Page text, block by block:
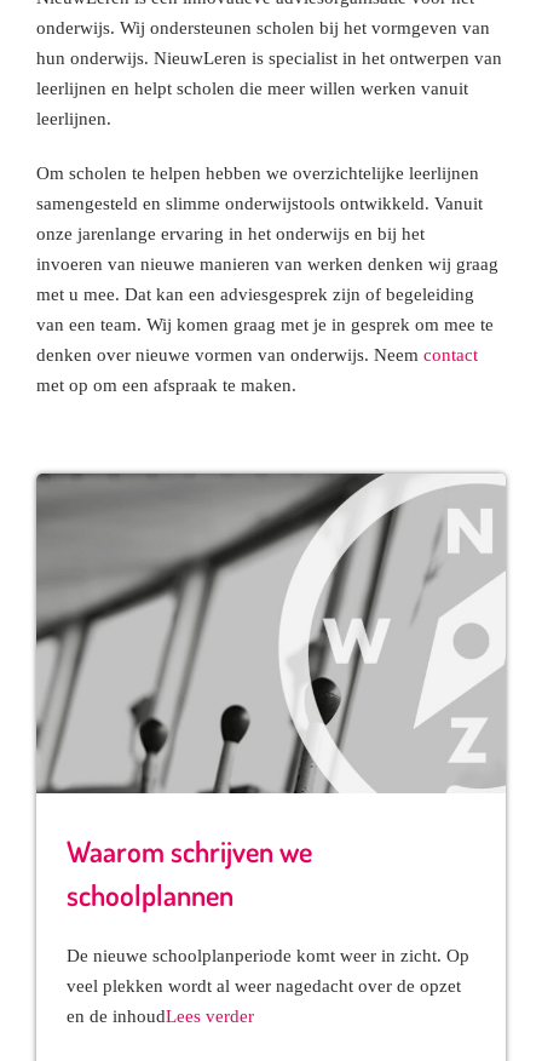
onderwijs. Wij ondersteunen scholen bij het vormgeven van
hun onderwijs. NieuwLeren is specialist in het ontwerpen van
leerlijnen en helpt scholen die meer willen werken vanuit
leerlijnen.
Om scholen te helpen hebben we overzichtelijke leerlijnen
samengesteld en slimme onderwijstools ontwikkeld. Vanuit
onze jarenlange ervaring in het onderwijs en bij het
invoeren van nieuwe manieren van werken denken wij graag
met u mee. Dat kan een adviesgesprek zijn of begeleiding
van een team. Wij komen graag met je in gesprek om mee te
denken over nieuwe vormen van onderwijs. Neem contact
met op om een afspraak te maken.
Waarom schrijven we
schoolplannen
De nieuwe schoolplanperiode komt weer in zicht. Op
veel plekken wordt al weer nagedacht over de opzet
en de inhoudLees verder